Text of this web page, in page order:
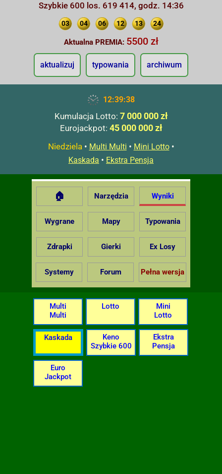
Szybkie 600 los. 619 414, godz. 14:36
03 04 06 12 13 24
Aktualna PREMIA: 5500 zł
aktualizuj typowania archiwum
12:39:39
Kumulacja Lotto: 7 000 000 zł
Eurojackpot: 45 000 000 zł
Niedziela• Multi Multi • Mini Lotto•
Kaskada • Ekstra Pensja
🏠 Narzędzia Wyniki
Wygrane Mapy Typowania
Zdrapki Gierki Ex Losy
Systemy Forum Pełna wersja
Multi
Multi
Lotto
Mini
Lotto
Kaskada
Keno
Szybkie 600
Ekstra
Pensja
Euro
Jackpot